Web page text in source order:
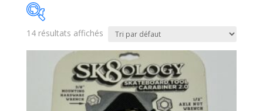
Price:5€
On sale(5)
14 résultats affichés